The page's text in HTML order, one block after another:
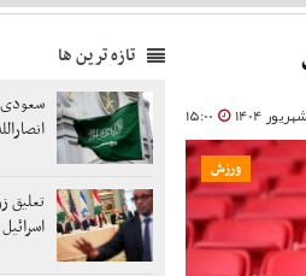
15:00
ورزش
تازه ترین ها
تعلیق